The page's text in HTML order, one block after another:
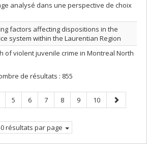
analysé dans une perspective de choix
factors affecting dispositions in the
system within the Laurentian Region
of violent juvenile crime in Montreal North
de résultats : 855
Page
5 Page
6 Page
7 Page
8 Page
9 Page
10
Page
suivante
résultats par page